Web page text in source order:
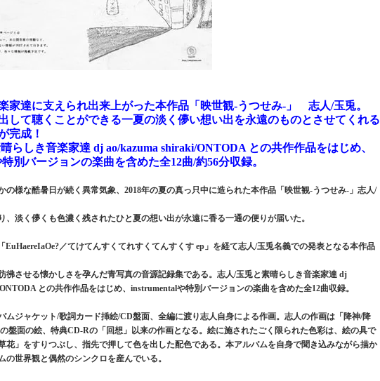
家達に支えられ出来上がった本作品「映世観-うつせみ-」 志人/玉兎。
して聴くことができる一夏の淡く儚い想い出を永遠のものとさせてくれる
完成！
らしき音楽家達 dj ao/kazuma shiraki/ONTODA との共作作品をはじめ、
別バージョンの楽曲を含めた全12曲/約56分収録。
の様な酷暑日が続く異常気象、2018年の夏の真っ只中に造られた本作品「映世観-うつせみ-」志人/
、淡く儚くも色濃く残されたひと夏の想い出が永遠に香る一通の便りが届いた。
「EuHaereIaOe?／てけてんすくてれすくてんすくす ep」を経て志人/玉兎名義での発表となる本作品
彿させる懐かしさを孕んだ青写真の音源記録集である。志人/玉兎と素晴らしき音楽家達 dj
との共作作品をはじめ、instrumentalや特別バージョンの楽曲を含めた全12曲収録。
ムジャケット/歌詞カード挿絵/CD盤面、全編に渡り志人自身による作画。志人の作画は「降神/降
盤面の絵、特典CD-Rの「回想」以来の作画となる。絵に施されたごく限られた色彩は、絵の具で
花」をすりつぶし、指先で押して色を出した配色である。本アルバムを自身で聞き込みながら描か
の世界観と偶然のシンクロを産んでいる。